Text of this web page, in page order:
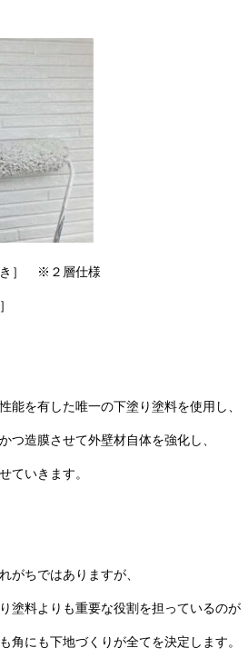
き］ ※２層仕様
能を有した唯一の下塗り塗料を使用し、
つ造膜させて外壁材自体を強化し、
ていきます。
がちではありますが、
塗料よりも重要な役割を担っているのが
角にも下地づくりが全てを決定します。